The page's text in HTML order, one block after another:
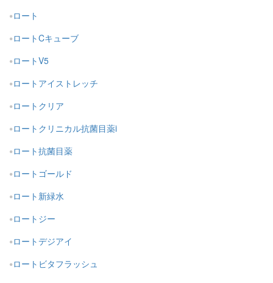
ロート
ロートCキューブ
ロートV5
ロートアイストレッチ
ロートクリア
ロートクリニカル抗菌目薬i
ロート抗菌目薬
ロートゴールド
ロート新緑水
ロートジー
ロートデジアイ
ロートビタフラッシュ